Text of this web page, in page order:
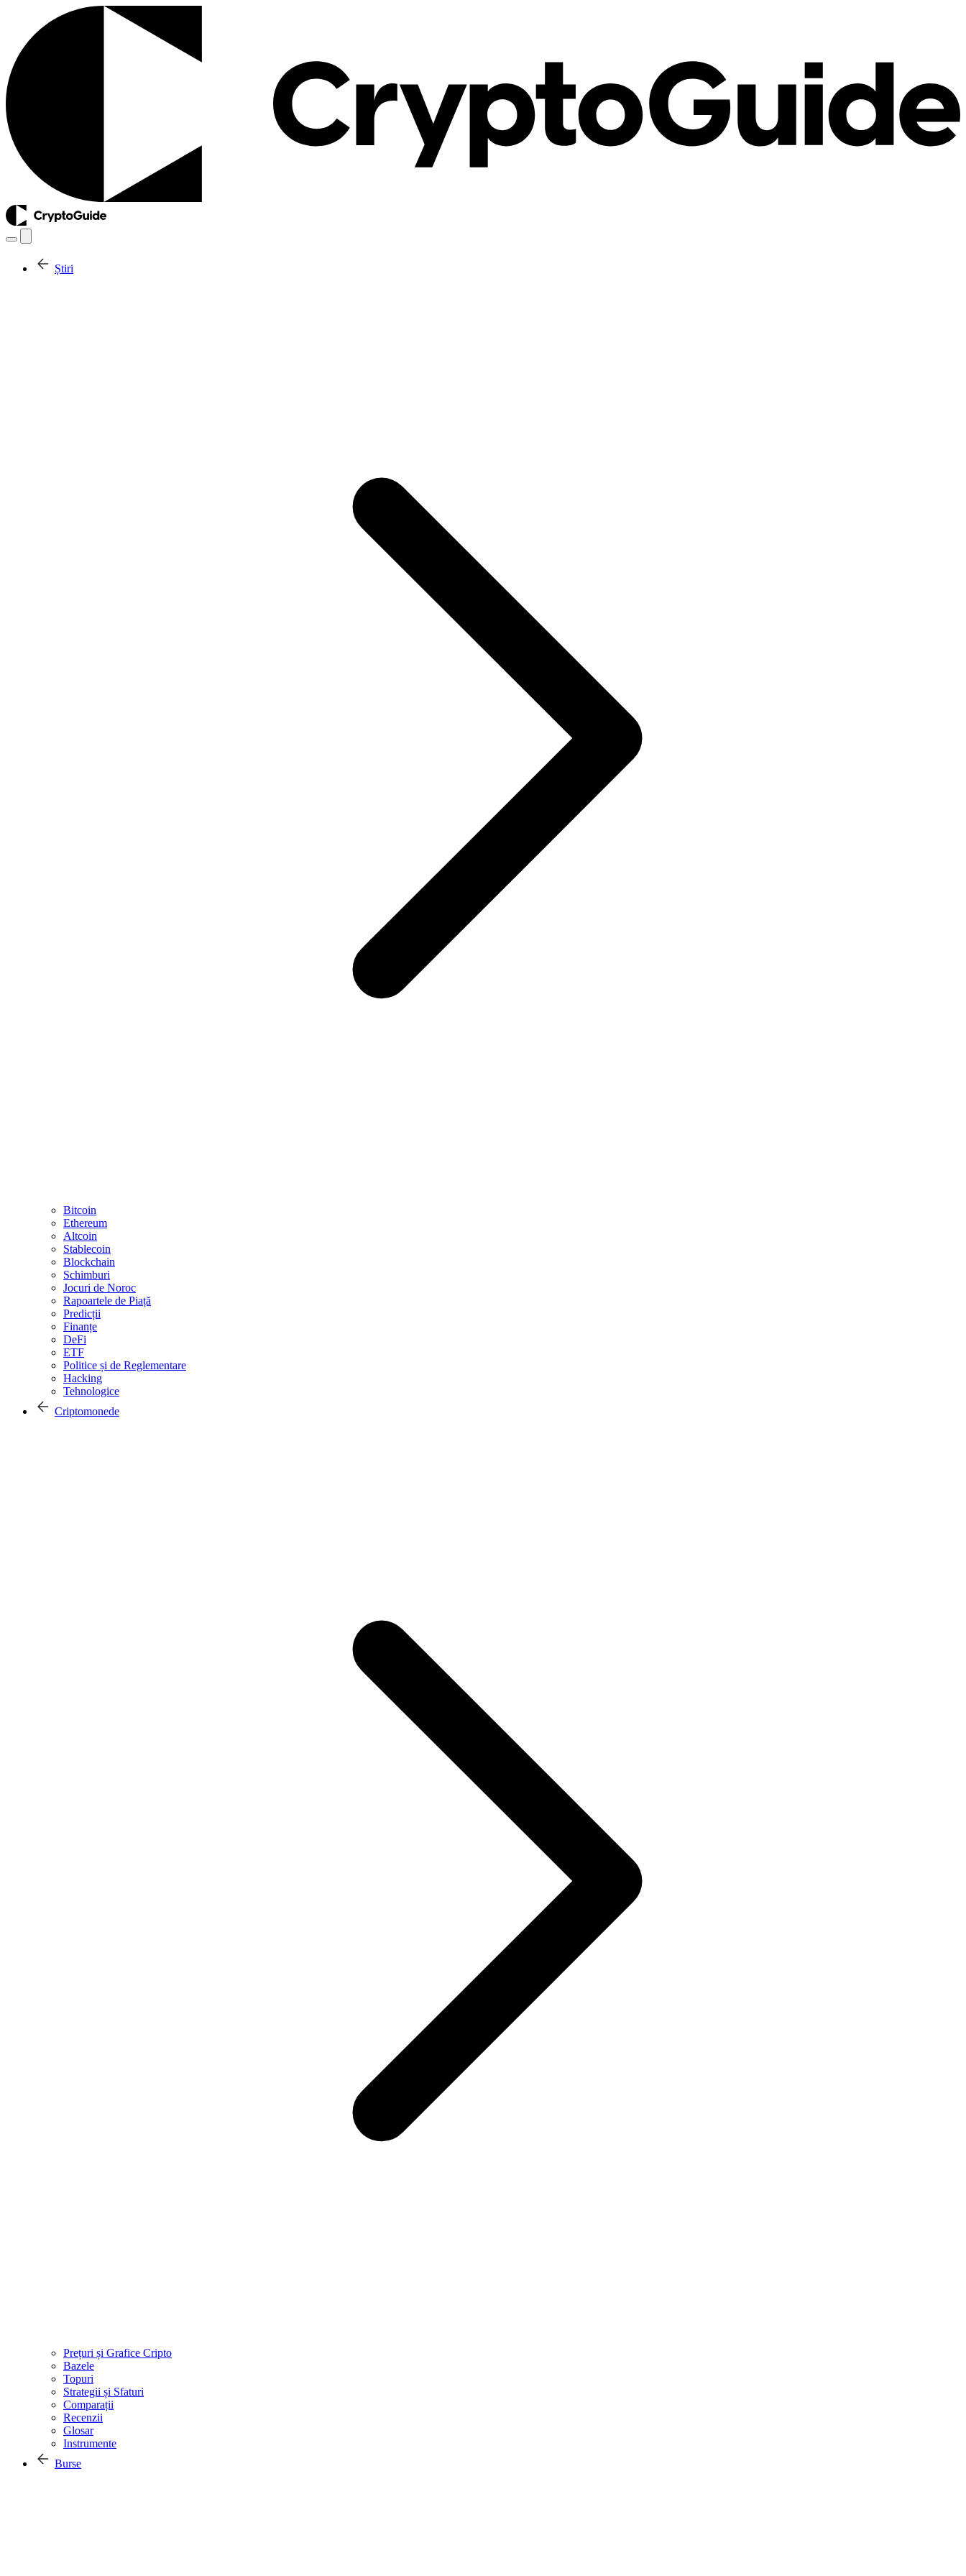
Știri
Bitcoin
Ethereum
Altcoin
Stablecoin
Blockchain
Schimburi
Jocuri de Noroc
Rapoartele de Piață
Predicții
Finanțe
DeFi
ETF
Politice și de Reglementare
Hacking
Tehnologice
Criptomonede
Prețuri și Grafice Cripto
Bazele
Topuri
Strategii și Sfaturi
Comparații
Recenzii
Glosar
Instrumente
Burse